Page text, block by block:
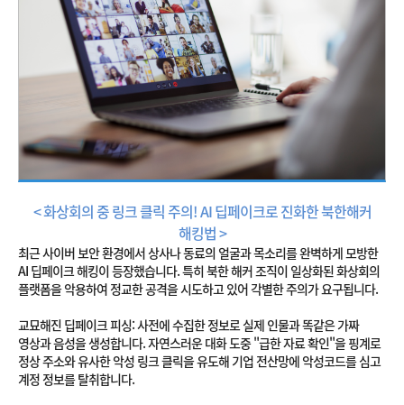
< 화상회의 중 링크 클릭 주의! AI 딥페이크로 진화한 북한해커
해킹법 >
최근 사이버 보안 환경에서 상사나 동료의 얼굴과 목소리를 완벽하게 모방한
AI 딥페이크 해킹이 등장했습니다. 특히 북한 해커 조직이 일상화된 화상회의
플랫폼을 악용하여 정교한 공격을 시도하고 있어 각별한 주의가 요구됩니다.
교묘해진 딥페이크 피싱: 사전에 수집한 정보로 실제 인물과 똑같은 가짜
영상과 음성을 생성합니다. 자연스러운 대화 도중 "급한 자료 확인"을 핑계로
정상 주소와 유사한 악성 링크 클릭을 유도해 기업 전산망에 악성코드를 심고
계정 정보를 탈취합니다.